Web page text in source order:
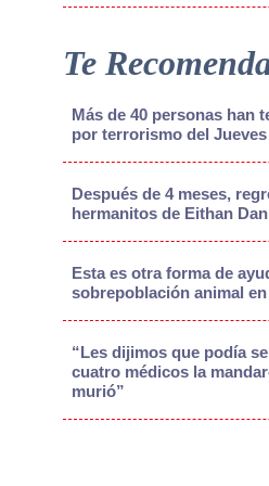
Te
Más de 40 personas han
por terrorismo del
Después de 4 meses,
hermanitos de Eithan
Esta es otra forma de
sobrepoblación animal
“Les dijimos que podía
cuatro médicos la
murió”